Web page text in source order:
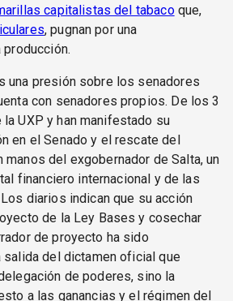
capitalistas del tabacoque,
, pugnan por una
una presión sobre los senadores
con senadores propios. De los 3
UXP y han manifestado su
en el Senado y el rescate del
manos del exgobernador de Salta, un
financiero internacional y de las
diarios indican que su acción
de la Ley Bases y cosechar
de proyecto ha sido
salida del dictamen oficial que
de poderes, sino la
a las ganancias y el régimen del